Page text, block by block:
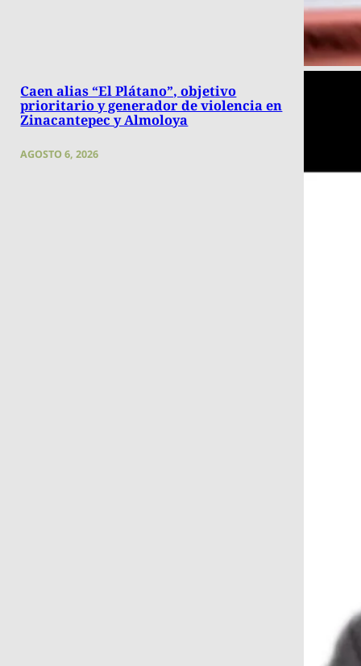
Caen alias “El Plátano”, objetivo
prioritario y generador de violencia en
Zinacantepec y Almoloya
AGOSTO 6, 2026